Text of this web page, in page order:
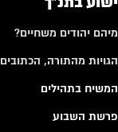
מיהם יהודים משחיים?
הגויות מהתורה, הכתובים
המשיח בתהילים
פרשת השבוע